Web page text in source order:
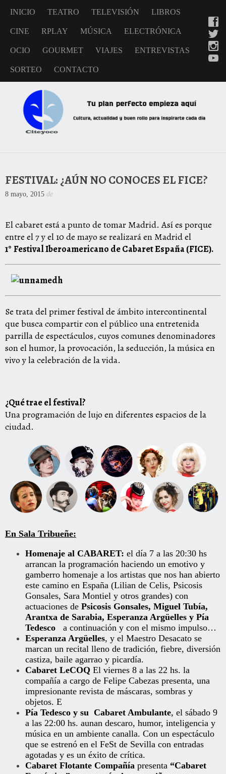
INICIO TEATRO TELEVISIÓN LIBROS
CINE RPLAY MÚSICA ELECTRÓNICA
OCIO GOURMET VIAJES ENTREVISTAS
SORTEO CONTACTO
FESTIVAL: ¿AÚN NO CONOCES EL FICE?
8 mayo, 2015 de
El cabaret está a punto de tomar Madrid. Así es porque
entre el 7 y el 10 de mayo se realizará en Madrid el
1° Festival Iberoamericano de Cabaret España (FICE).
Se trata del primer festival de ámbito intercontinental
que busca compartir con el público una entretenida
parrilla de espectáculos, cuyos comunes denominadores
son el humor, la provocación, la seducción, la música en
vivo y la celebración de la vida.
¿Qué trae el festival?
Una programación de lujo en diferentes espacios de la
ciudad.
En Sala Tribueñe:
Homenaje al CABARET: el día 7 a las 20:30 hs
arrancan la programación haciendo un emotivo y
gamberro homenaje a los artistas que nos han abierto
este camino en España (Lilian de Celis, Psicosis
Gonsales, Sara Montiel y otros grandes) con
actuaciones de Psicosis Gonsales, Miguel Tubía,
Arantxa de Sarabia, Esperanza Argüelles y Pía
Tedesco a continuación y con el mismo impulso…
Esperanza Argüelles, y el Maestro Desacato se
marcan un recital lleno de tradición, fiebre, diversión
castiza, baile agarrao y picardía.
Cabaret LeCOQ El viernes 8 a las 22 hs. la
compañía a cargo de Felipe Cabezas presenta, una
impresionante revista de máscaras, sombras y
objetos. E
Pía Tedesco y su Cabaret Ambulante, el sábado 9
a las 22:00 hs. aunan descaro, humor, inteligencia y
música en un ambiente canalla. Con un espectáculo
que se estrenó en el FeSt de Sevilla con entradas
agotadas y es un éxito de crítica.
Cabaret Flotante Compañía presenta “Cabaret